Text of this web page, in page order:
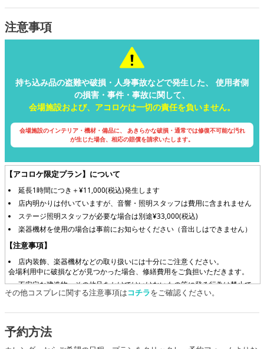
注意事項
持ち込み品の盗難や破損・人身事故などで発生した、 使用者側
の損害・事件・事故に関して、
会場施設および、アコロケは一切の責任を負いません。
会場施設のインテリア・機材・備品に、 あきらかな破損・通常では修復不可能な汚れ
が生じた場合、相応の賠償を請求いたします。
【アコロケ限定プラン】について
延長1時間につき＋¥11,000(税込)発生します
店内明かりは付いていますが、音響・照明スタッフは費用に含まれません
ステージ照明スタッフが必要な場合は別途¥33,000(税込)
楽器機材を使用の場合は事前にお知らせください（音出しはできません）
【注意事項】
店内装飾、楽器機材などの取り扱いには十分にご注意ください。
会場利用中に破損などが見つかった場合、修繕費用をご負担いただきます。
不安定な建造物、その他足をかけてはいけないもの等に登る行為は禁止で
す。
その他コスプレに関する注意事項はコチラをご確認ください。
予約方法